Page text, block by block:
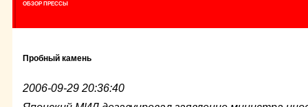
ОБЗОР ПРЕССЫ
Пробный камень
2006-09-29 20:36:40